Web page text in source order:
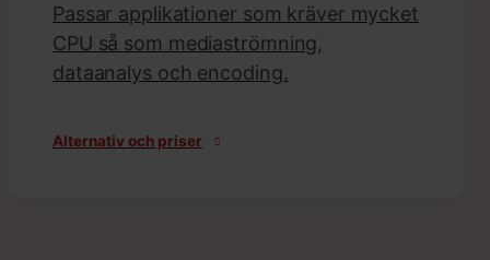
Passar applikationer som kräver mycket
CPU så som mediaströmning,
dataanalys och encoding.
Alternativ och priser